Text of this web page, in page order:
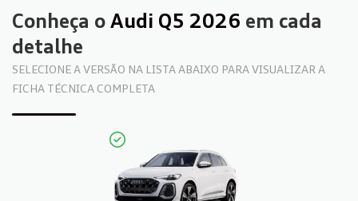
Conheça o Audi Q5 2026 em cada
detalhe
SELECIONE A VERSÃO NA LISTA ABAIXO PARA VISUALIZAR A
FICHA TÉCNICA COMPLETA